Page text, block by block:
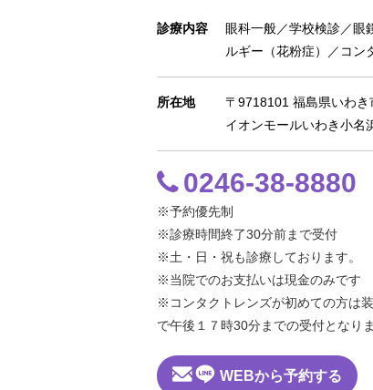
診療内容
眼科一般／学校検診／眼
ルギー（花粉症）／コン
所在地
〒9718101 福島県いわ
イオンモールいわき小名
0246-38-8880
※予約優先制
※診療時間終了30分前まで受付
※土・日・祝も診療しております。
※当院でのお支払いは現金のみです
※コンタクトレンズが初めての方は
で午後１７時30分までの受付となり
WEBから予約する